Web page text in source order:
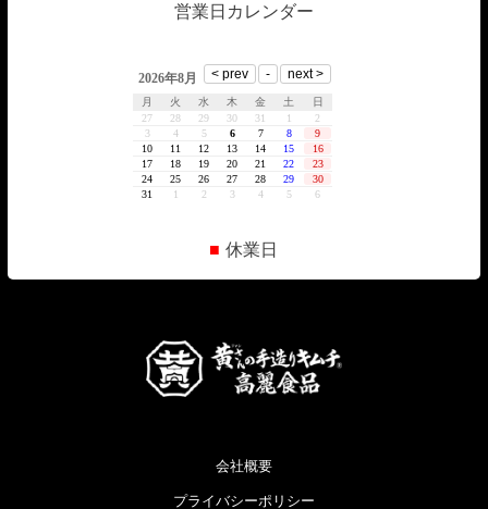
営業日カレンダー
■ 休業日
会社概要
プライバシーポリシー